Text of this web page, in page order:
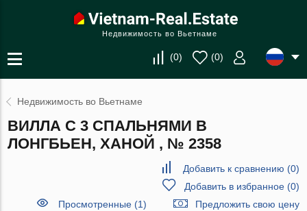
Недвижимость во Вьетнаме
(0) (0)
Недвижимость во Вьетнаме
ВИЛЛА С 3 СПАЛЬНЯМИ В
ЛОНГБЬЕН, ХАНОЙ , № 2358
Добавить к сравнению (0)
Добавить в избранное(0)
Просмотренные (1)
Предложить свою цену